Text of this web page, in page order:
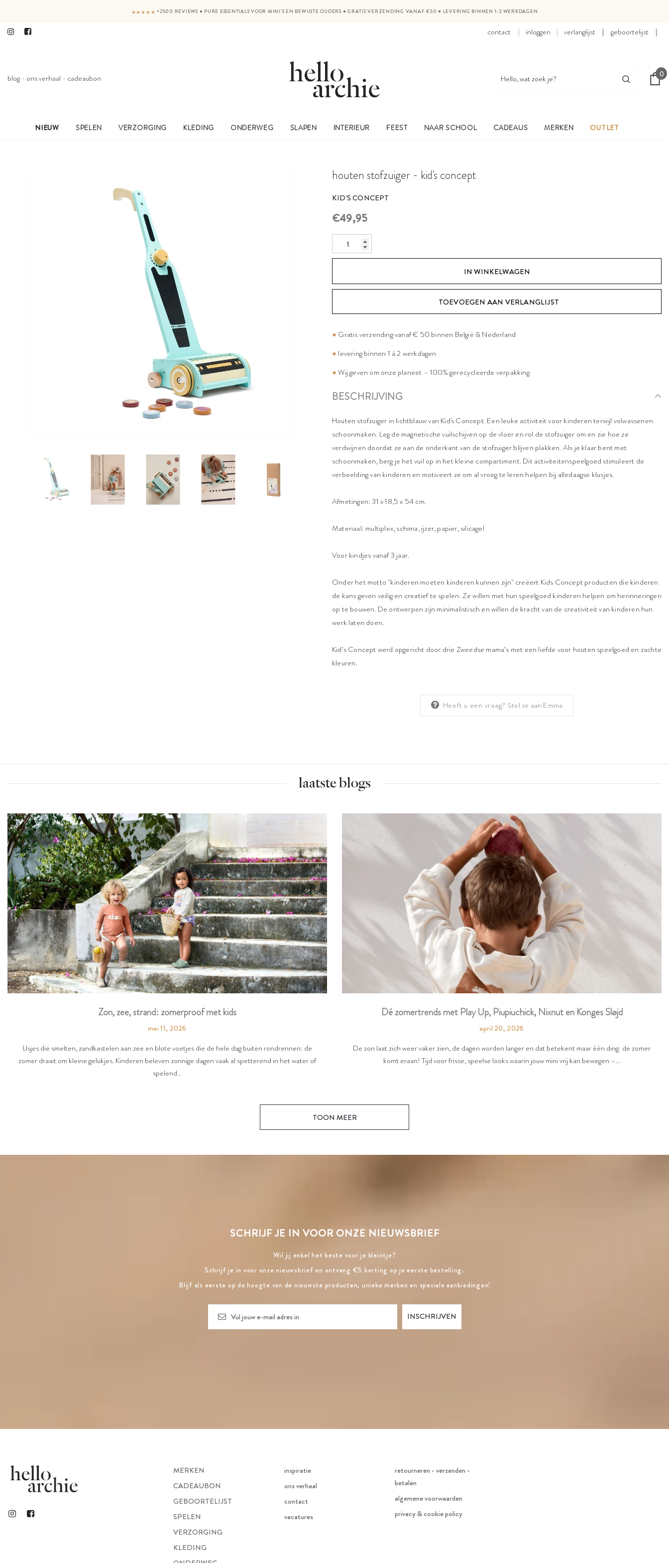
★★★★★ +2500 REVIEWS ● PURE ESSENTIALS VOOR MINI'S EN BEWUSTE OUDERS ●GRATIS VERZENDING VANAF €50 ● LEVERING BINNEN 1-2 WERKDAGEN
contact inloggen verlanglijst | geboortelijst |
blog - ons verhaal - cadeaubon 0
NIEUW SPELEN VERZORGING KLEDING ONDERWEG SLAPEN INTERIEUR FEEST NAAR SCHOOL CADEAUS MERKEN OUTLET
houten stofzuiger - kid's concept
KID'S CONCEPT
€49,95
TOEVOEGEN AAN VERLANGLIJST
● Gratis verzending vanaf € 50 binnen België & Nederland
● levering binnen 1 à 2 werkdagen
●Wij geven om onze planeet – 100% gerecycleerde verpakking
BESCHRIJVING
Houten stofzuiger in lichtblauw van Kid's Concept. Een leuke activiteit voor kinderen terwijl volwassenen
schoonmaken. Leg de magnetische vuilschijven op de vloer en rol de stofzuiger om en zie hoe ze
verdwijnen doordat ze aan de onderkant van de stofzuiger blijven plakken. Als je klaar bent met
schoonmaken, berg je het vuil op in het kleine compartiment. Dit activiteitenspeelgoed stimuleert de
verbeelding van kinderen en motiveert ze om al vroeg te leren helpen bij alledaagse klusjes.
Afmetingen: 31 x 18,5 x 54 cm.
Materiaal: multiplex, schima, ijzer, papier, silicagel
Voor kindjes vanaf 3 jaar.
Onder het motto "kinderen moeten kinderen kunnen zijn" creëert Kids Concept producten die kinderen
de kans geven veilig en creatief te spelen. Ze willen met hun speelgoed kinderen helpen om herinneringen
op te bouwen. De ontwerpen zijn minimalistisch en willen de kracht van de creativiteit van kinderen hun
werk laten doen.
Kid’s Concept werd opgericht door drie Zweedse mama’s met een liefde voor houten speelgoed en zachte
kleuren.
Heeft u een vraag? Stel ze aan Emma
laatste blogs
Zon, zee, strand: zomerproof met kids
mei 11, 2026
IJsjes die smelten, zandkastelen aan zee en blote voetjes die de hele dag buiten rondrennen: de
zomer draait om kleine gelukjes. Kinderen beleven zonnige dagen vaak al spetterend in het water of
spelend...
Dé zomertrends met Play Up, Piupiuchick, Nixnut en Konges Sløjd
april 20, 2026
De zon laat zich weer vaker zien, de dagen worden langer en dat betekent maar één ding: de zomer
komt eraan! Tijd voor frisse, speelse looks waarin jouw mini vrij kan bewegen –...
TOON MEER
SCHRIJF JE IN VOOR ONZE NIEUWSBRIEF
Wil jij enkel het beste voor je kleintje?
Schrijf je in voor onze nieuwsbrief en ontvang €5 korting op je eerste bestelling.
Blijf als eerste op de hoogte van de nieuwste producten, unieke merken en speciale aanbiedingen!
MERKEN
CADEAUBON
GEBOORTELIJST
SPELEN
VERZORGING
KLEDING
inspiratie
ons verhaal
contact
vacatures
retourneren - verzenden -
betalen
algemene voorwaarden
privacy & cookie policy